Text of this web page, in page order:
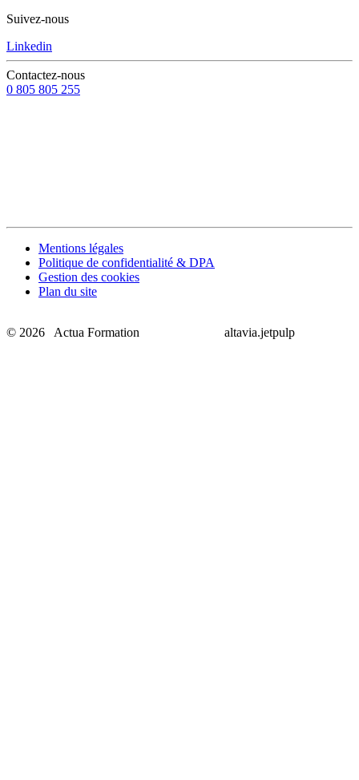
Suivez-nous
Linkedin
Contactez-nous
0 805 805 255
Mentions légales
Politique de confidentialité & DPA
Gestion des cookies
Plan du site
© 2026 Actua Formation altavia.jetpulp